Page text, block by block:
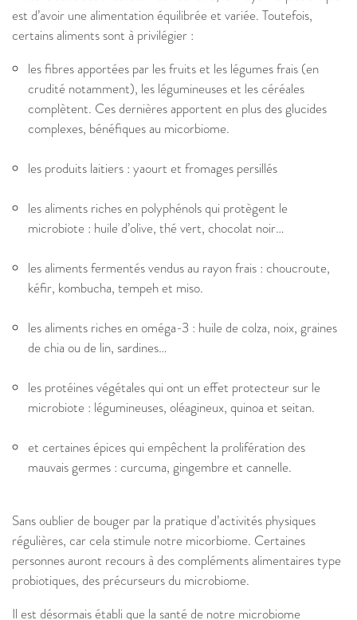
est d’avoir une alimentation équilibrée et variée. Toutefois,
certains aliments sont à privilégier :
les fibres apportées par les fruits et les légumes frais (en
crudité notamment), les légumineuses et les céréales
complètent. Ces dernières apportent en plus des glucides
complexes, bénéfiques au micorbiome.
les produits laitiers : yaourt et fromages persillés
les aliments riches en polyphénols qui protègent le
microbiote : huile d’olive, thé vert, chocolat noir…
les aliments fermentés vendus au rayon frais : choucroute,
kéfir, kombucha, tempeh et miso.
les aliments riches en oméga-3 : huile de colza, noix, graines
de chia ou de lin, sardines…
les protéines végétales qui ont un effet protecteur sur le
microbiote : légumineuses, oléagineux, quinoa et seitan.
et certaines épices qui empêchent la prolifération des
mauvais germes : curcuma, gingembre et cannelle.
Sans oublier de bouger par la pratique d’activités physiques
régulières, car cela stimule notre micorbiome. Certaines
personnes auront recours à des compléments alimentaires type
probiotiques, des précurseurs du microbiome.
Il est désormais établi que la santé de notre microbiome